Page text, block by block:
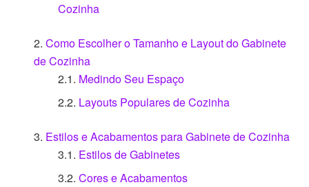
Cozinha
Como Escolher o Tamanho e Layout do Gabinete
de Cozinha
Medindo Seu Espaço
Layouts Populares de Cozinha
Estilos e Acabamentos para Gabinete de Cozinha
Estilos de Gabinetes
Cores e Acabamentos